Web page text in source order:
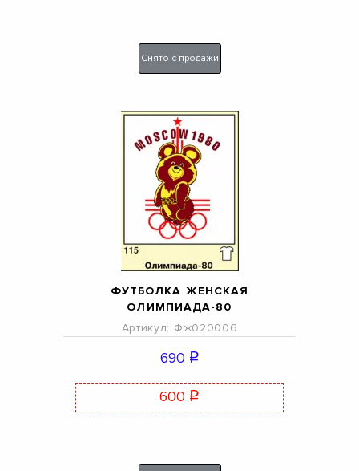
Снято с продажи
ФУТБОЛКА ЖЕНСКАЯ
ОЛИМПИАДА-80
Артикул: Фж020006
690 q
600 q